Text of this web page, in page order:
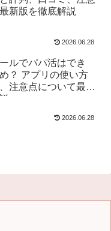
新版を徹底解説
2026.06.28
ルでパパ活はでき
？ アプリの使い方
注意点について最新
2026.06.28